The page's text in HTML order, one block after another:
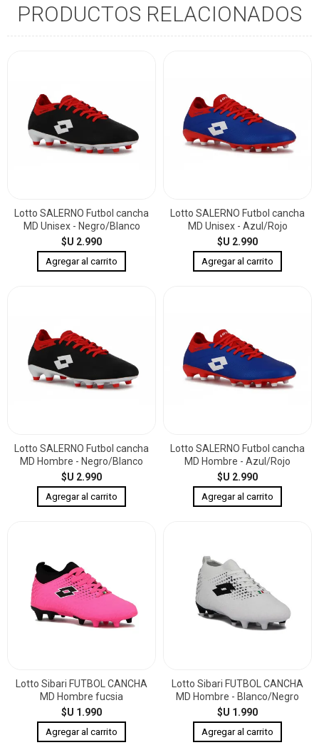
PRODUCTOS RELACIONADOS
Lotto SALERNO Futbol cancha
MD Unisex - Negro/Blanco
$U 2.990
Lotto SALERNO Futbol cancha
MD Unisex - Azul/Rojo
$U 2.990
Lotto SALERNO Futbol cancha
MD Hombre - Negro/Blanco
$U 2.990
Lotto SALERNO Futbol cancha
MD Hombre - Azul/Rojo
$U 2.990
Lotto Sibari FUTBOL CANCHA
MD Hombre fucsia
$U 1.990
Lotto Sibari FUTBOL CANCHA
MD Hombre - Blanco/Negro
$U 1.990